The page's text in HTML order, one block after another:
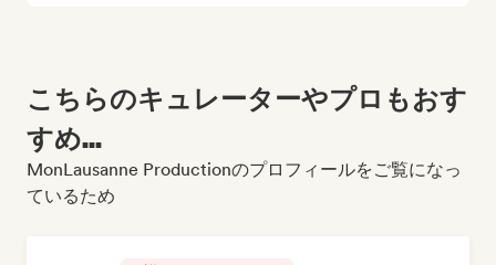
こちらのキュレーターやプロもおす
すめ...
MonLausanne Productionのプロフィールをご覧になっ
ているため